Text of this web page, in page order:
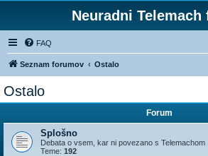
Neuradni Telemach
FAQ
Seznam forumov Ostalo
Ostalo
Forum
Splošno
Debata o vsem, kar ni povezano s Telemachom
Teme: 192